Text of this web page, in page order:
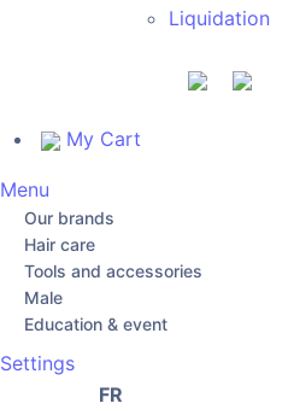
My Cart
Liquidation
Menu
Our brands
Hair care
Tools and accessories
Male
Education & event
Settings
FR